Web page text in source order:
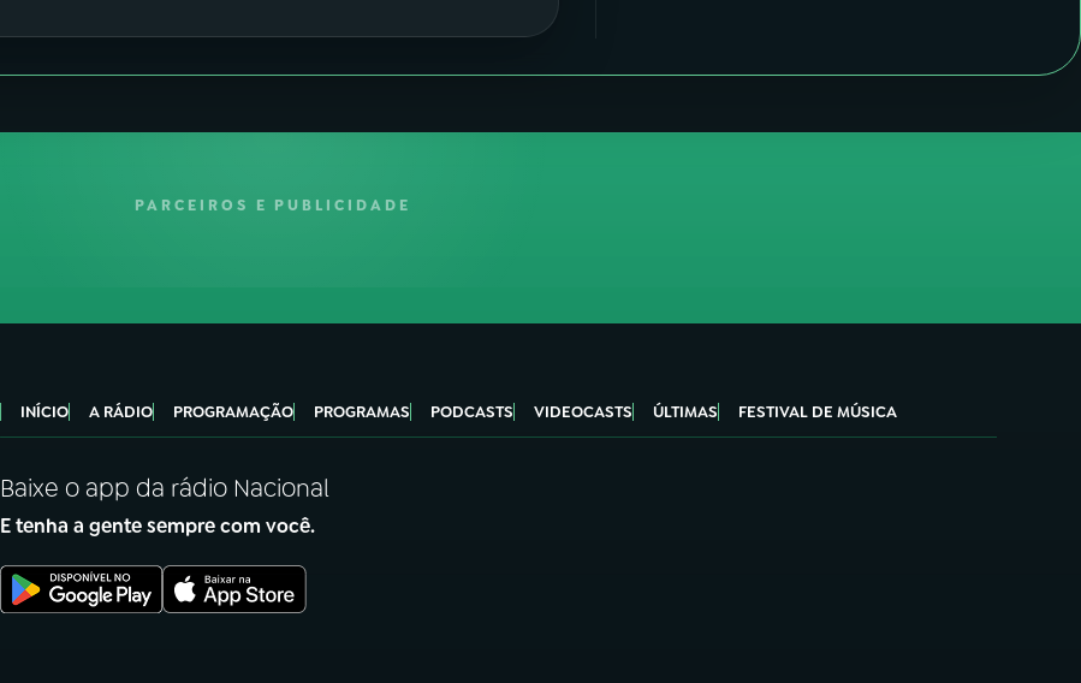
PARCEIROS E PUBLICIDADE
INÍCIO A RÁDIO PROGRAMAÇÃO PROGRAMAS PODCASTS VIDEOCASTS ÚLTIMAS FESTIVAL DE MÚSICA
Baixe o app da rádio Nacional
E tenha a gente sempre com você.